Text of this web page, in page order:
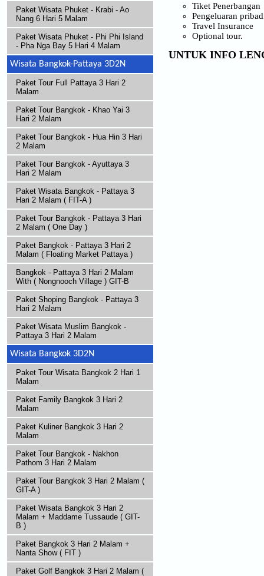
Paket Wisata Phuket - Krabi - Ao
Nang 6 Hari 5 Malam
Paket Wisata Phuket - Phi Phi Island
- Pha Nga Bay 5 Hari 4 Malam
Wisata Bangkok-Pattaya 3D2N
Paket Tour Full Pattaya 3 Hari 2
Malam
Paket Tour Bangkok - Khao Yai 3
Hari 2 Malam
Paket Tour Bangkok - Hua Hin 3 Hari
2 Malam
Paket Tour Bangkok - Ayuttaya 3
Hari 2 Malam
Paket Wisata Bangkok - Pattaya 3
Hari 2 Malam ( FIT-A )
Paket Tour Bangkok - Pattaya 3 Hari
2 Malam ( One Day )
Paket Bangkok - Pattaya 3 Hari 2
Malam ( Floating Market Pattaya )
Bangkok - Pattaya 3 Hari 2 Malam
With ( Nongnooch Village ) GIT-B
Paket Shoping Bangkok - Pattaya 3
Hari 2 Malam
Paket Wisata Muslim Bangkok -
Pattaya 3 Hari 2 Malam
Wisata Bangkok 3D2N
Paket Tour Wisata Bangkok 2 Hari 1
Malam
Paket Family Bangkok 3 Hari 2
Malam
Paket Kuliner Bangkok 3 Hari 2
Malam
Paket Tour Bangkok - Nakhon
Pathom 3 Hari 2 Malam
Paket Tour Bangkok 3 Hari 2 Malam (
GIT-A )
Paket Wisata Bangkok 3 Hari 2
Malam + Maddame Tussaude ( GIT-
B )
Paket Bangkok 3 Hari 2 Malam +
Nanta Show ( FIT )
Paket Golf Bangkok 3 Hari 2 Malam (
Tiket Penerbangan
Pengeluaran
Travel Insurance
Optional tour.
UNTUK INFO